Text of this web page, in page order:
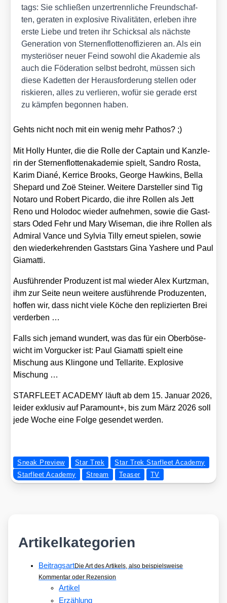
tags: Sie schlie­ßen unzer­trenn­li­che Freund­schaf­
ten, gera­ten in explo­si­ve Riva­li­tä­ten, erle­ben ihre
ers­te Lie­be und tre­ten ihr Schick­sal als nächs­te
Gene­ra­ti­on von Ster­nen­flot­ten­of­fi­zie­ren an. Als ein
mys­te­riö­ser neu­er Feind sowohl die Aka­de­mie als
auch die Föde­ra­ti­on selbst bedroht, müs­sen sich
die­se Kadet­ten der Her­aus­for­de­rung stel­len oder
ris­kie­ren, alles zu ver­lie­ren, wofür sie gera­de erst
zu kämp­fen begon­nen haben.
Gehts nicht noch mit ein wenig mehr Pathos? ;)
Mit Hol­ly Hun­ter, die die Rol­le der Cap­tain und Kanz­le­
rin der Ster­nen­flot­ten­aka­de­mie spielt, San­dro Ros­ta,
Karim Dia­né, Ker­ri­ce Brooks, Geor­ge Haw­kins, Bel­la
She­pard und Zoë Stei­ner. Wei­te­re Dar­stel­ler sind Tig
Nota­ro und Robert Picar­do, die ihre Rol­len als Jett
Reno und Holo­doc wie­der auf­neh­men, sowie die Gast­
stars Oded Fehr und Mary Wise­man, die ihre Rol­len als
Admi­ral Van­ce und Syl­via Til­ly erneut spie­len, sowie
den wie­der­keh­ren­den Gast­stars Gina Yas­he­re und Paul
Gia­mat­ti.
Aus­füh­ren­der Pro­du­zent ist mal wie­der Alex Kurtzman,
ihm zur Sei­te neun wei­te­re aus­füh­ren­de Pro­du­zen­ten,
hof­fen wir, dass nicht vie­le Köche den repli­zier­ten Brei
ver­der­ben …
Falls sich jemand wun­dert, was das für ein Ober­bö­se­
wicht im Vor­gu­cker ist: Paul Gia­mat­ti spielt eine
Mischung aus Klin­go­ne und Tel­la­ri­te. Explo­si­ve
Mischung …
STARFLEET ACADEMY läuft ab dem 15. Janu­ar 2026,
lei­der exklu­siv auf Para­mount+, bis zum März 2026 soll
jede Woche eine Fol­ge gesen­det wer­den.
Sneak Preview Star Trek
Star Trek Starfleet Academy
Starfleet Academy
Stream Teaser TV
Artikelkategorien
BeitragsartDie Art des Artikels, also beispielsweise
Kommentar oder Rezension
Artikel
Erzählung